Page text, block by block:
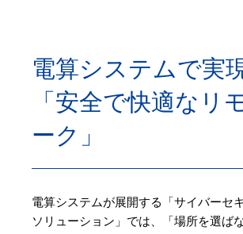
電算システムで実
「安全で快適なリ
ーク」
電算システムが展開する「サイバーセ
ソリューション」では、「場所を選ば